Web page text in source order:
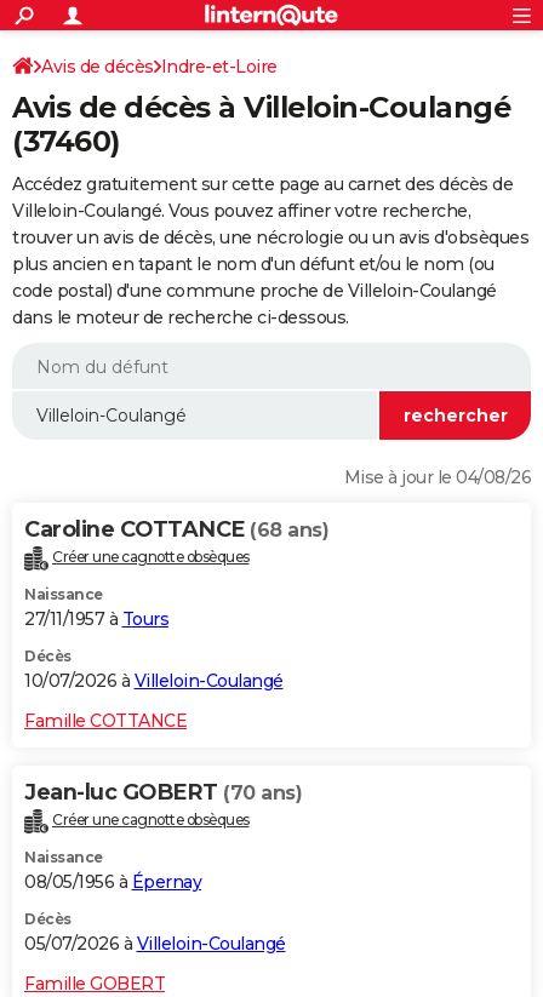
ACTUALITÉS
Politique
Société
Faits Divers
Education
Monde
Villes
+
SPORT
Coupe du monde 2026
Football
Tennis
Cyclisme
Rugby
Forum
FINANCE
Retraite
Impôts
Epargne
Immobilier
Risques naturels par ville
Banque
Assurance
Crédit
Essais
Réserver un essai
Citadines
Berlines
SUV
Forum auto
+
HIGH-TECH
Mobiles
Meilleur smartphone
Internet
Ordinateurs
Jeux vidéo
Guide high-tech
+
BRICOLAGE
Forum
Aménagement intérieur
Extérieur
Cuisine
Salle de bains
Jardinage
Rangement
WEEK-END
Guides de France
Escapades
Patrimoine
Expositions
Musées
Week-end nature
LIFESTYLE
Alimentation
Guide de la santé
Maladies
Médicaments
Sommeil
VOYAGE
Destinations
City break
Voyage nature
Voyage de noces
Forum
Climat
+PHOTO
GUIDES D'ACHAT
BONS PLANS
CARTE DE VOEUX
Dictionnaire
Biographies
Citations
Expressions
Proverbes
PROGRAMME TV
COPAINS D'AVANT
S'inscrire
Se connecter
Lycées
Collèges
Primaires
Universités
Entreprises
Service militaire
Avis de recherche
AVIS DE DÉCÈS
S'inscrire
Connexion
Avis de décès Indre-et-Loire
Avis de décès à Villeloin-Coulangé
(37460)
Accédez gratuitement sur cette page au carnet des décès de
Villeloin-Coulangé. Vous pouvez affiner votre recherche,
trouver un avis de décès, une nécrologie ou un avis d'obsèques
plus ancien en tapant le nom d'un défunt et/ou le nom (ou
code postal) d'une commune proche de Villeloin-Coulangé
dans le moteur de recherche ci-dessous.
Mise à jour le 04/08/26
Caroline COTTANCE (68 ans)
Créer une cagnotte obsèques
Naissance
27/11/1957 à Tours
Décès
10/07/2026 à Villeloin-Coulangé
Famille COTTANCE
Jean-luc GOBERT (70 ans)
Créer une cagnotte obsèques
Naissance
08/05/1956 à Épernay
Décès
05/07/2026 à Villeloin-Coulangé
Famille GOBERT